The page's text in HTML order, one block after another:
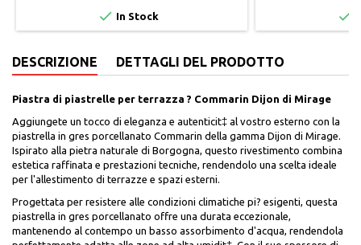
 In Stock 
DESCRIZIONE DETTAGLI DEL PRODOTTO
Piastra di piastrelle per terrazza ? Commarin Dijon di Mirage
Aggiungete un tocco di eleganza e autenticit‡ al vostro esterno con la
piastrella in gres porcellanato Commarin della gamma Dijon di Mirage.
Ispirato alla pietra naturale di Borgogna, questo rivestimento combina
estetica raffinata e prestazioni tecniche, rendendolo una scelta ideale
per l'allestimento di terrazze e spazi esterni.
Progettata per resistere alle condizioni climatiche pi? esigenti, questa
piastrella in gres porcellanato offre una durata eccezionale,
mantenendo al contempo un basso assorbimento d'acqua, rendendola